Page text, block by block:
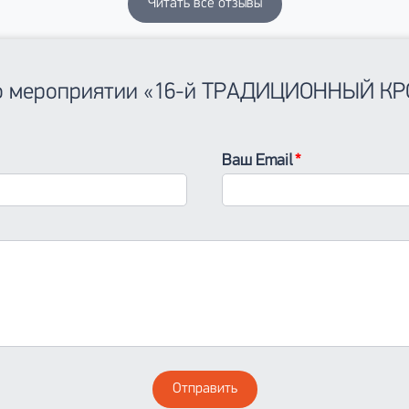
Читать все отзывы
о мероприятии «16-й ТРАДИЦИОННЫЙ
Ваш Email
Отправить